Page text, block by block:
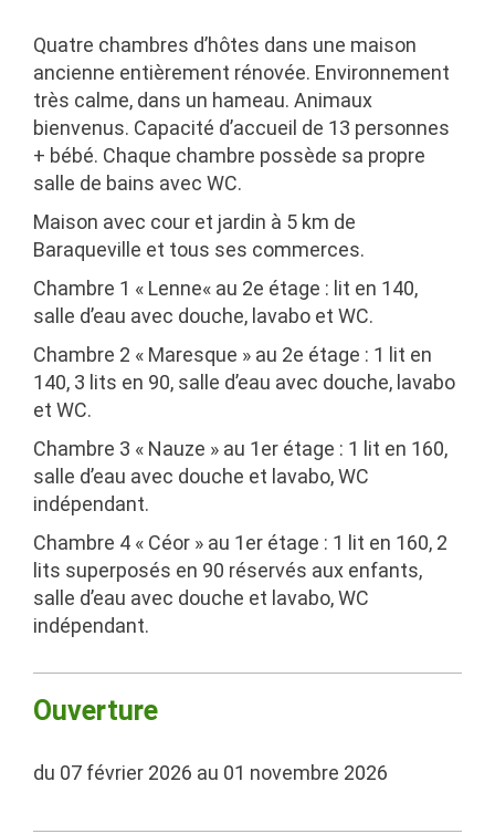
Quatre chambres d’hôtes dans une maison
ancienne entièrement rénovée. Environnement
très calme, dans un hameau. Animaux
bienvenus. Capacité d’accueil de 13 personnes
+ bébé. Chaque chambre possède sa propre
salle de bains avec WC.
Maison avec cour et jardin à 5 km de
Baraqueville et tous ses commerces.
Chambre 1 « Lenne« au 2e étage : lit en 140,
salle d’eau avec douche, lavabo et WC.
Chambre 2 « Maresque » au 2e étage : 1 lit en
140, 3 lits en 90, salle d’eau avec douche, lavabo
et WC.
Chambre 3 « Nauze » au 1er étage : 1 lit en 160,
salle d’eau avec douche et lavabo, WC
indépendant.
Chambre 4 « Céor » au 1er étage : 1 lit en 160, 2
lits superposés en 90 réservés aux enfants,
salle d’eau avec douche et lavabo, WC
indépendant.
Ouverture
du 07 février 2026 au 01 novembre 2026